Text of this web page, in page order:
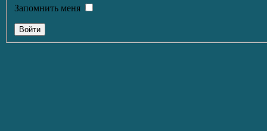
Запомнить меня